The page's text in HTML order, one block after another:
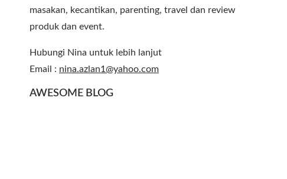
masakan, kecantikan, parenting, travel dan review
produk dan event.
Hubungi Nina untuk lebih lanjut
Email : nina.azlan1@yahoo.com
AWESOME BLOG